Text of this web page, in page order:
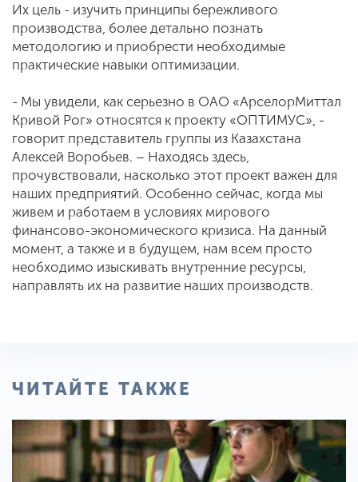
Их цель - изучить принципы бережливого
производства, более детально познать
методологию и приобрести необходимые
практические навыки оптимизации.
- Мы увидели, как серьезно в ОАО «АрселорМиттал
Кривой Рог» относятся к проекту «ОПТИМУС», -
говорит представитель группы из Казахстана
Алексей Воробьев. – Находясь здесь,
прочувствовали, насколько этот проект важен для
наших предприятий. Особенно сейчас, когда мы
живем и работаем в условиях мирового
финансово-экономического кризиса. На данный
момент, а также и в будущем, нам всем просто
необходимо изыскивать внутренние ресурсы,
направлять их на развитие наших производств.
ЧИТАЙТЕ ТАКЖЕ